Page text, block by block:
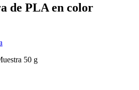
de PLA en color
50 g